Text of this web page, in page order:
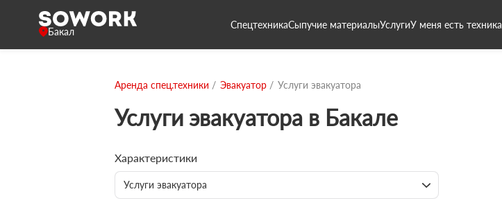
Бакал
СпецтехникаСыпучие материалыУслугиУ меня есть техника
Аренда спец.техники Эвакуатор Услуги эвакуатора
Услуги эвакуатора в Бакале
Характеристики
Услуги эвакуатора